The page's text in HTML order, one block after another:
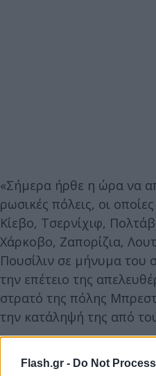
Flash.gr - Do Not
«Σήμερα ήρθε η ώρα να
ρωσικές πόλεις, οι
Κίεβο, Τσερνίχιφ,
Χάρκοβο, Ζαπορίζια,
Πουσίλιν σε μήνυμα
την επέτειο της
στρατό της πόλης
την κατάληψή της από
Η Ρωσία εξαπέλυσε στις